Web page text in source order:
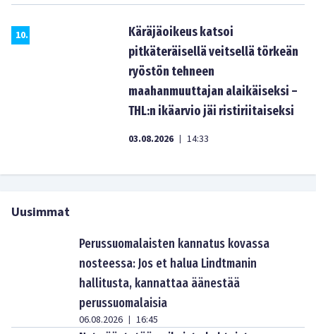
10.
Käräjäoikeus katsoi
pitkäteräisellä veitsellä törkeän
ryöstön tehneen
maahanmuuttajan alaikäiseksi –
THL:n ikäarvio jäi ristiriitaiseksi
03.08.2026 | 14:33
Uusimmat
Perussuomalaisten kannatus kovassa
nosteessa: Jos et halua Lindtmanin
hallitusta, kannattaa äänestää
perussuomalaisia
06.08.2026 | 16:45